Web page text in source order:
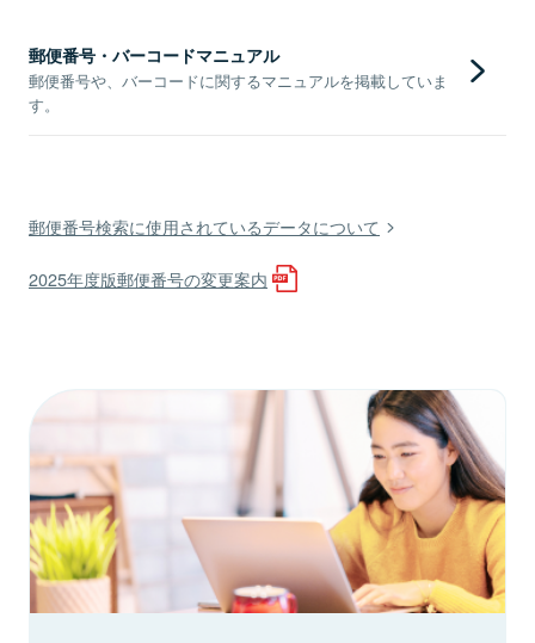
郵便番号・バーコードマニュアル
郵便番号や、バーコードに関するマニュアルを掲載していま
す。
郵便番号検索に使用されているデータについて
2025年度版郵便番号の変更案内